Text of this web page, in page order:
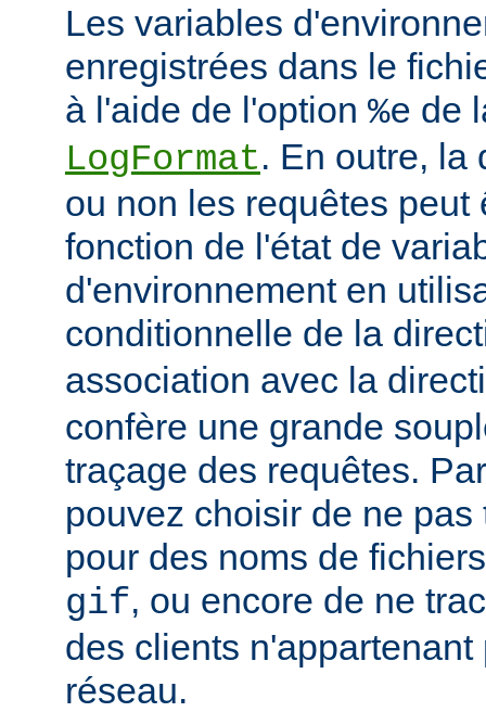
Les variables
enregistrées dans le
à l'aide de l'option %e de
LogFormat. En outre, la
ou non les requêtes peut
fonction de l'état de
d'environnement en
conditionnelle de la
association avec la
confère une grande
traçage des requêtes.
pouvez choisir de ne
pour des noms de
gif, ou encore de ne
des clients
réseau.